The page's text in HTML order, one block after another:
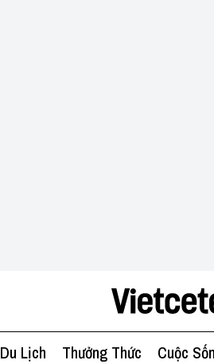
Du Lịch Thưởng Thức Cuộc